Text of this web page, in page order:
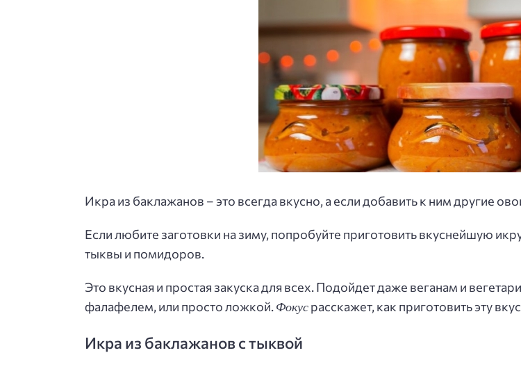
Икра из баклажанов – это всегда вкусно, а если добавить к ним другие
Если любите заготовки на зиму, попробуйте приготовить вкуснейшую
тыквы и помидоров.
Это вкусная и простая закуска для всех. Подойдет даже веганам и
фалафелем, или просто ложкой.Фокусрасскажет, как приготовить эту
Икра из баклажанов с тыквой